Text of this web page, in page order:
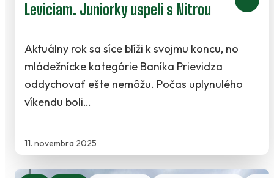
Leviciam. Juniorky uspeli s Nitrou
11. novembra 2025
Aktuálny rok sa síce blíži k svojmu koncu, no
mládežnícke kategórie Baníka Prievidza
oddychovať ešte nemôžu. Počas uplynulého
víkendu boli…